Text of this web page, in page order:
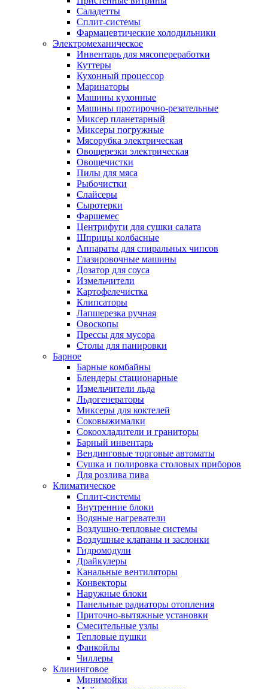
Саладетты
Сплит-системы
Фармацевтические холодильники
Электромеханическое
Инвентарь для мясопереработки
Куттеры
Кухонный процессор
Маринаторы
Машины кухонные
Машины протирочно-резательные
Миксер планетарный
Миксеры погружные
Мясорубка электрическая
Овощерезки электрическая
Овощечистки
Пилы для мяса
Рыбочистки
Слайсеры
Сыротерки
Фаршемес
Центрифуги для сушки салата
Шприцы колбасные
Аппараты для спиральных чипсов
Глазировочные машины
Дозатор для соуса
Измельчители
Картофелечистка
Клипсаторы
Лапшерезка ручная
Овоскопы
Прессы для мусора
Столы для панировки
Барное
Барные комбайны
Блендеры стационарные
Измельчители льда
Льдогенераторы
Миксеры для коктелей
Соковыжималки
Сокоохладители и граниторы
Барный инвентарь
Вендинговые торговые автоматы
Сушка и полировка столовых приборов
Для розлива пива
Климатическое
Сплит-системы
Внутренние блоки
Водяные нагреватели
Воздушно-тепловые системы
Воздушные клапаны и заслонки
Гидромодули
Драйкулеры
Канальные вентиляторы
Конвекторы
Наружные блоки
Панельные радиаторы отопления
Приточно-вытяжные установки
Смесительные узлы
Тепловые пушки
Фанкойлы
Чиллеры
Клининговое
Минимойки